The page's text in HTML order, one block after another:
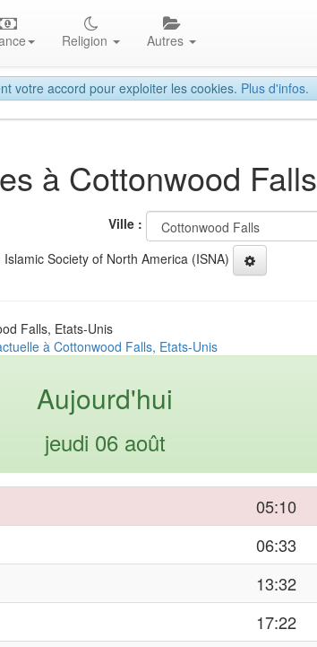
votre accord pour exploiter les cookies. Plus d'infos.
Religion Autres
à Cottonwood Falls
Ville :
Islamic Society of North America (ISNA)
Falls, Etats-Unis
à Cottonwood Falls, Etats-Unis
Aujourd'hui
jeudi 06 août
05:10
06:33
13:32
17:22